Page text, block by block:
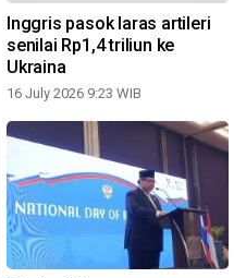
Inggris pasok laras artileri
senilai Rp1,4 triliun ke
Ukraina
16 July 2026 9:23 WIB